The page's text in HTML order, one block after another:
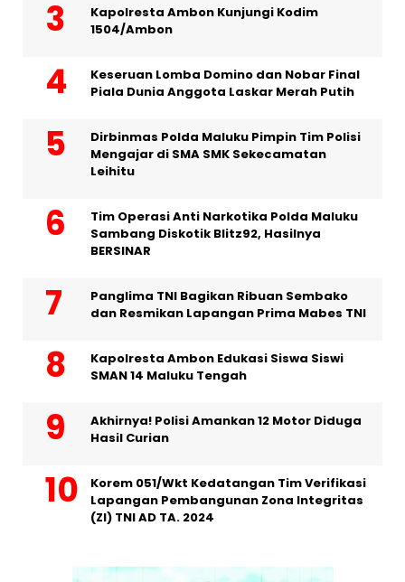
Kapolresta Ambon Kunjungi Kodim
1504/Ambon
Keseruan Lomba Domino dan Nobar Final
Piala Dunia Anggota Laskar Merah Putih
Dirbinmas Polda Maluku Pimpin Tim Polisi
Mengajar di SMA SMK Sekecamatan
Leihitu
Tim Operasi Anti Narkotika Polda Maluku
Sambang Diskotik Blitz92, Hasilnya
BERSINAR
Panglima TNI Bagikan Ribuan Sembako
dan Resmikan Lapangan Prima Mabes TNI
Kapolresta Ambon Edukasi Siswa Siswi
SMAN 14 Maluku Tengah
Akhirnya! Polisi Amankan 12 Motor Diduga
Hasil Curian
Korem 051/Wkt Kedatangan Tim Verifikasi
Lapangan Pembangunan Zona Integritas
(ZI) TNI AD TA. 2024